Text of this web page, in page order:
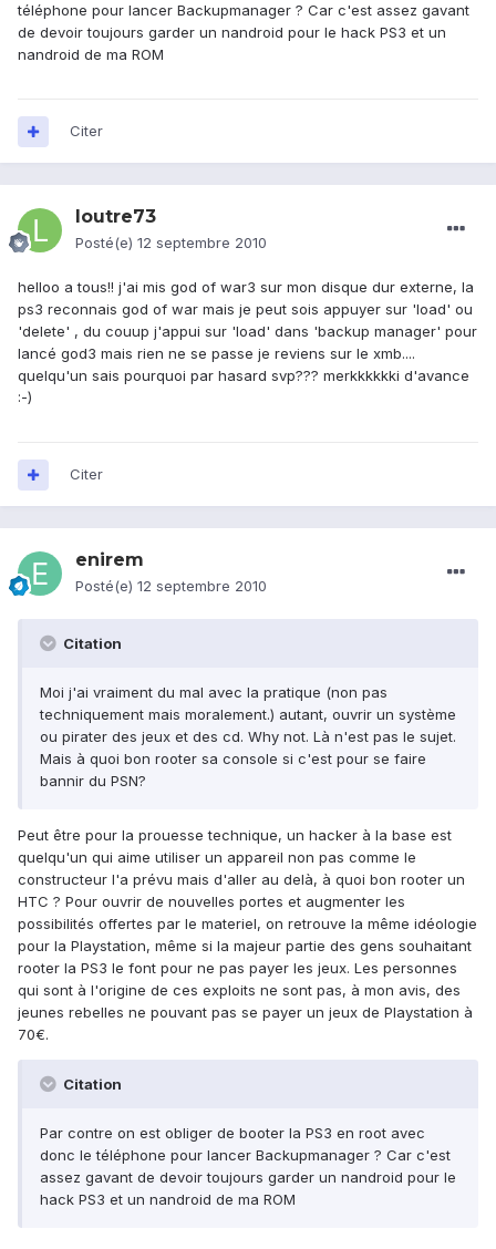
téléphone pour lancer Backupmanager ? Car c'est assez gavant
de devoir toujours garder un nandroid pour le hack PS3 et un
nandroid de ma ROM
Citer
loutre73
Posté(e) 12 septembre 2010
helloo a tous!! j'ai mis god of war3 sur mon disque dur externe, la
ps3 reconnais god of war mais je peut sois appuyer sur 'load' ou
'delete' , du couup j'appui sur 'load' dans 'backup manager' pour
lancé god3 mais rien ne se passe je reviens sur le xmb....
quelqu'un sais pourquoi par hasard svp??? merkkkkkki d'avance
:-)
Citer
enirem
Posté(e) 12 septembre 2010
Citation
Moi j'ai vraiment du mal avec la pratique (non pas
techniquement mais moralement.) autant, ouvrir un système
ou pirater des jeux et des cd. Why not. Là n'est pas le sujet.
Mais à quoi bon rooter sa console si c'est pour se faire
bannir du PSN?
Peut être pour la prouesse technique, un hacker à la base est
quelqu'un qui aime utiliser un appareil non pas comme le
constructeur l'a prévu mais d'aller au delà, à quoi bon rooter un
HTC ? Pour ouvrir de nouvelles portes et augmenter les
possibilités offertes par le materiel, on retrouve la même idéologie
pour la Playstation, même si la majeur partie des gens souhaitant
rooter la PS3 le font pour ne pas payer les jeux. Les personnes
qui sont à l'origine de ces exploits ne sont pas, à mon avis, des
jeunes rebelles ne pouvant pas se payer un jeux de Playstation à
70€.
Citation
Par contre on est obliger de booter la PS3 en root avec
donc le téléphone pour lancer Backupmanager ? Car c'est
assez gavant de devoir toujours garder un nandroid pour le
hack PS3 et un nandroid de ma ROM